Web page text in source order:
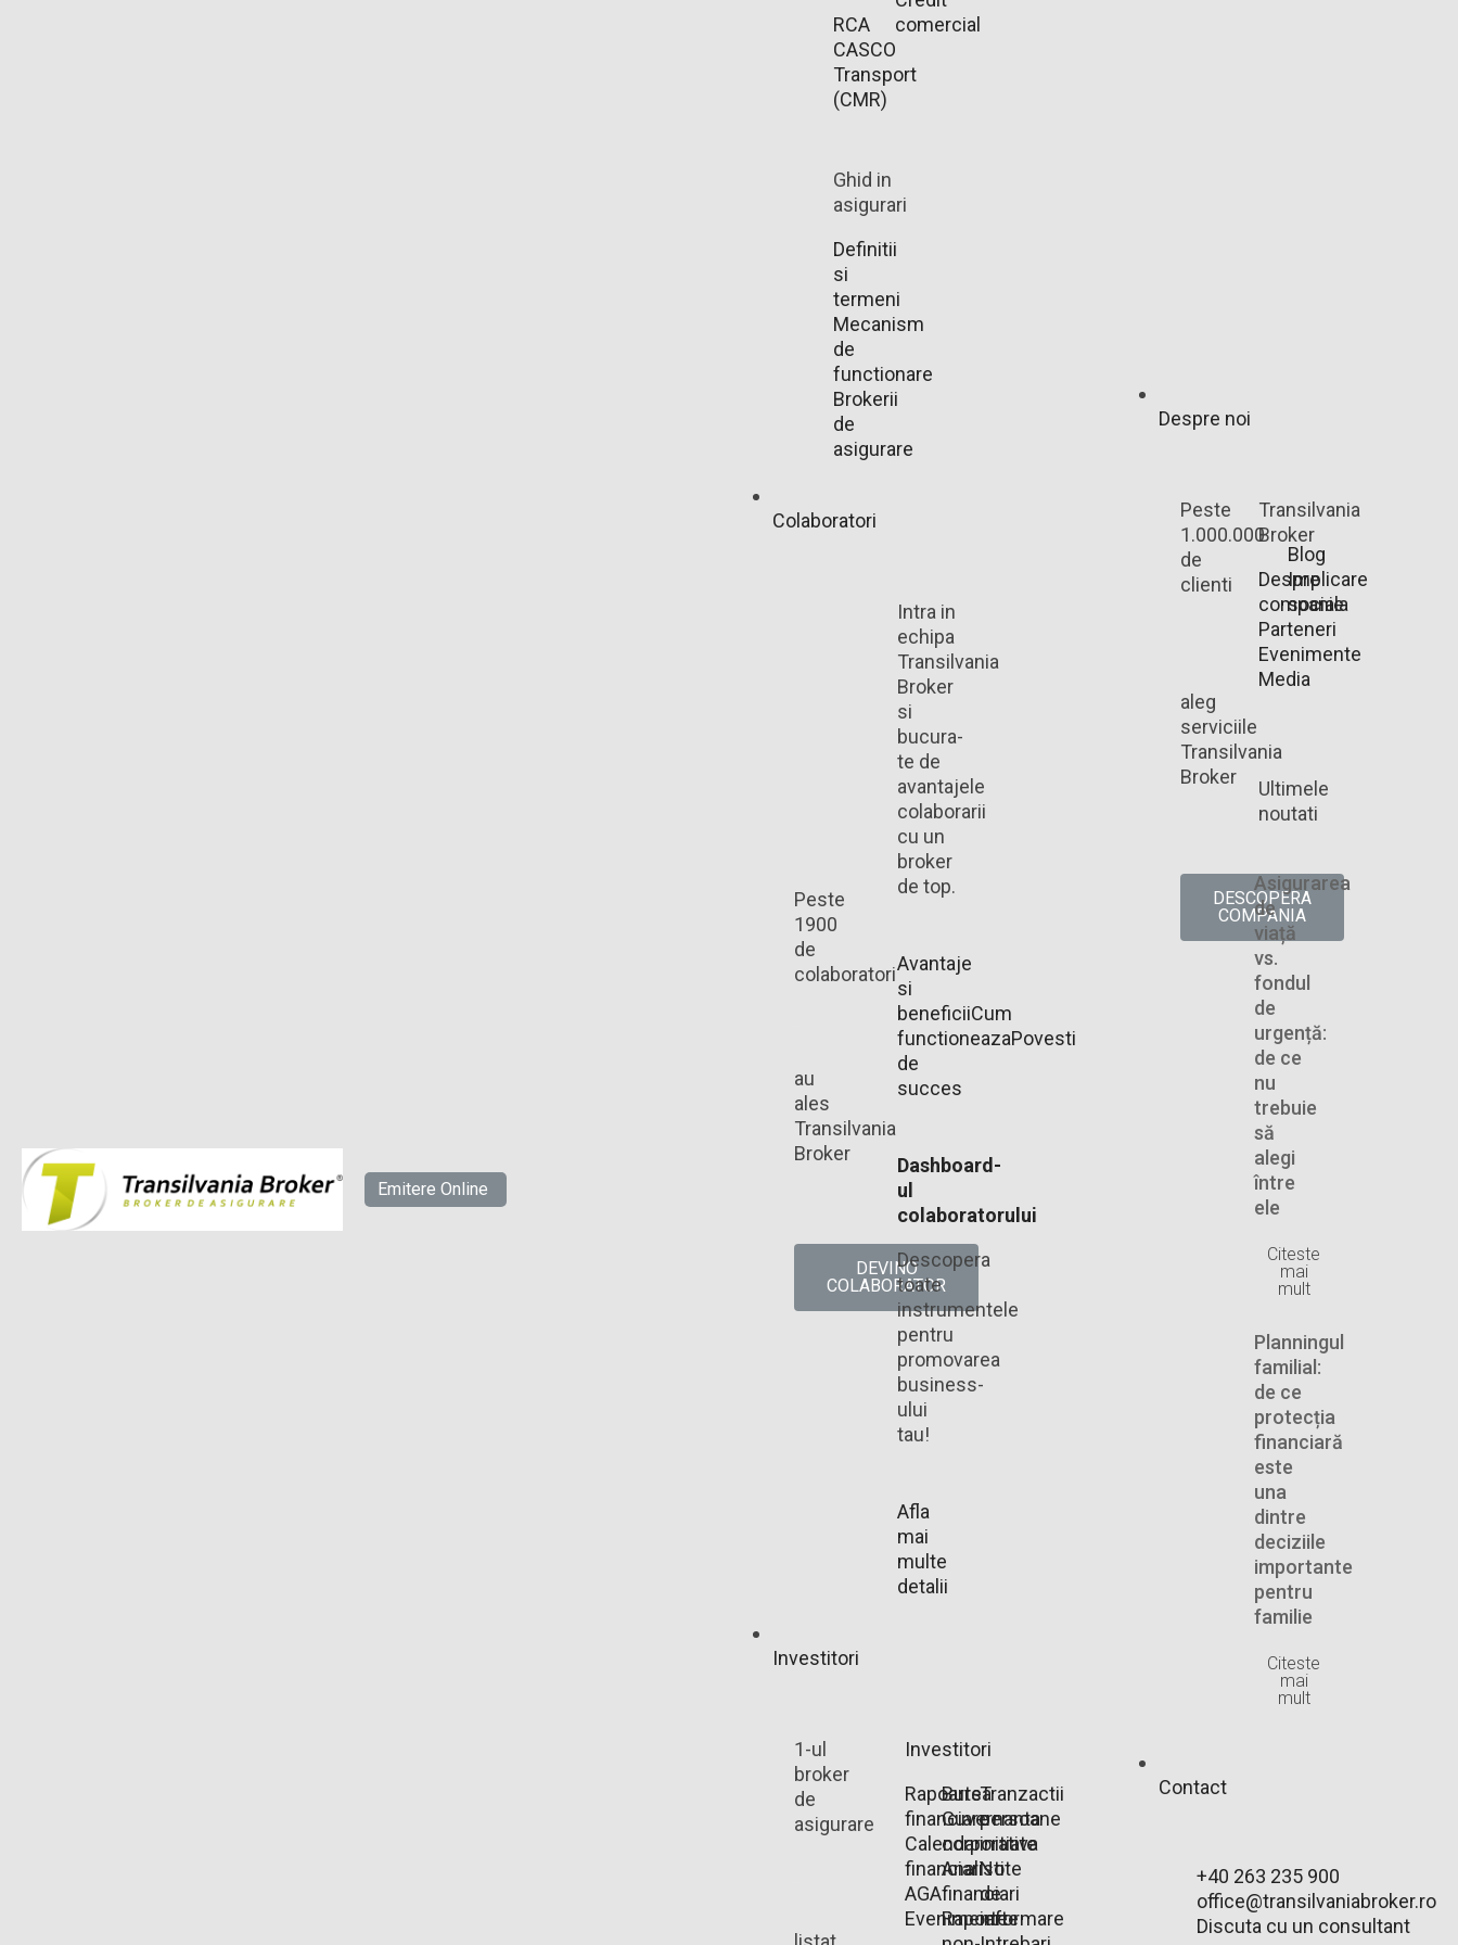
Emitere Online
RCA
CASCO
Transport
(CMR)
comercial
Ghid in
asigurari
Definitii
si
termeni
Mecanism
de
functionare
Brokerii
de
asigurare
Colaboratori
Peste
1900
de
colaboratori
au
ales
Transilvania
Broker​
DEVINO
COLABORATOR
Intra in
echipa
Transilvania
Broker
si
bucura-
te de
avantajele
colaborarii
cu un
broker
de top.
Avantaje
si
beneficiiCum
functioneazaPovesti
de
succes
Dashboard-
ul
colaboratorului
Descopera
toate
instrumentele
pentru
promovarea
business-
ului
tau!
Afla
mai
multe
detalii
Investitori
1-ul
broker
de
asigurare
Investitori
Rapoarte
financiare
Calendar
financiar
AGA
Evenimente
Bursa
Guvernanta
corporativa
Analisti
financiari
Rapoarte
Tranzactii
persoane
initiate
Note
de
informare
Despre noi
Peste
1.000.000
de
clienti
aleg
serviciile
Transilvania
Broker
DESCOPERA
COMPANIA
Transilvania
Broker
Despre
companie
Parteneri
Evenimente
Media
Blog
Implicare
sociala
Ultimele
noutati
Asigurarea
de
viață
vs.
fondul
de
urgență:
de ce
nu
trebuie
să
alegi
între
ele
Citeste
mai
mult
Planningul
familial:
de ce
protecția
financiară
este
una
dintre
deciziile
importante
pentru
familie
Citeste
mai
mult
Contact
+40 263 235 900
office@transilvaniabroker.ro
Discuta cu un consultant